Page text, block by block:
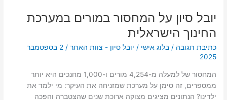
יובל סיון על המחסור במורים במערכת
החינוך הישראלית
כתיבת תגובה /בלוג אישי / יובל סיון - צוות האתר/
2 בספטמבר
2025
המחסור של למעלה מ-4,254 מורים ו-1,000 מחנכים היא יותר
ממספרים, זה סימן על מערכת שמזניחה את העיקר: מי ילמד את
ילדינו? הנתונים מציגים מצוקה ארוכת שנים שהצטברה והפכה